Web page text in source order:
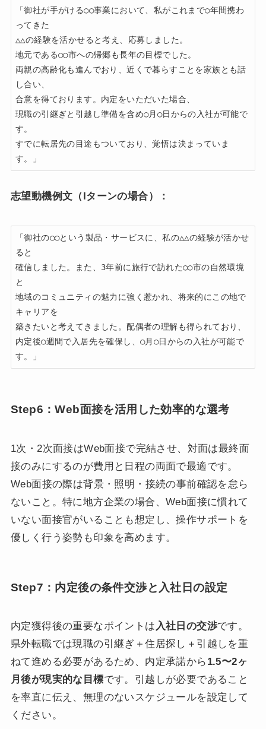
「御社が手がける○○事業において、私がこれまで○年間携わ
ってきた
△△の経験を活かせると考え、応募しました。
地元である○○市への帰郷も長年の目標でした。
両親の高齢化も進んでおり、近くで暮らすことを家族とも話
し合い、
合意を得ております。内定をいただいた場合、
現職の引継ぎと引越し準備を含め○月○日からの入社が可能で
す。
すでに転居先の目途もついており、覚悟は決まっていま
す。」
志望動機例文（Iターンの場合）：
「御社の○○という製品・サービスに、私の△△の経験が活かせ
ると
確信しました。また、3年前に旅行で訪れた○○市の自然環境
と
地域のコミュニティの魅力に強く惹かれ、将来的にこの地で
キャリアを
築きたいと考えてきました。配偶者の理解も得られており、
内定後○週間で入居先を確保し、○月○日からの入社が可能で
す。」
Step6：Web面接を活用した効率的な選考
1次・2次面接はWeb面接で完結させ、対面は最終面
接のみにするのが費用と日程の両面で最適です。
Web面接の際は背景・照明・接続の事前確認を怠ら
ないこと。特に地方企業の場合、Web面接に慣れて
いない面接官がいることも想定し、操作サポートを
優しく行う姿勢も印象を高めます。
Step7：内定後の条件交渉と入社日の設定
内定獲得後の重要なポイントは 入社日の交渉です。
県外転職では現職の引継ぎ＋住居探し＋引越しを重
ねて進める必要があるため、内定承諾から 1.5〜2ヶ
月後が現実的な目標です。引越しが必要であること
を率直に伝え、無理のないスケジュールを設定して
ください。